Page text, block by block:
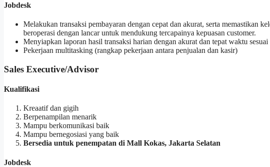
Jobdesk
Melakukan transaksi pembayaran dengan cepat dan akurat, serta memastikan
beroperasi dengan lancar untuk mendukung tercapainya kepuasan customer.
Menyiapkan laporan hasil transaksi harian dengan akurat dan tepat waktu
Pekerjaan multitasking (rangkap pekerjaan antara penjualan dan kasir)
Sales Executive/Advisor
Kualifikasi
Kreaatif dan gigih
Berpenampilan menarik
Mampu berkomunikasi baik
Mampu bernegosiasi yang baik
Bersedia untuk penempatan di Mall Kokas, Jakarta Selatan
Jobdesk